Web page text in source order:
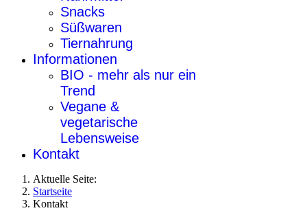
Snacks
Süßwaren
Tiernahrung
Informationen
BIO - mehr als nur ein
Trend
Vegane &
vegetarische
Lebensweise
Kontakt
Aktuelle Seite:
Startseite
Kontakt